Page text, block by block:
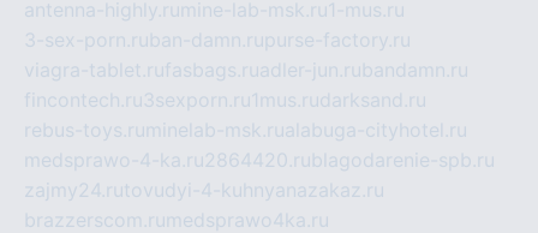
antenna-highly.ru mine-lab-msk.ru1-mus.ru
3-sex-porn.ruban-damn.rupurse-factory.ru
viagra-tablet.rufasbags.ruadler-jun.rubandamn.ru
fincontech.ru3sexporn.ru1mus.rudarksand.ru
rebus-toys.ru minelab-msk.rualabuga-cityhotel.ru
medsprawo-4-ka.ru2864420.rublagodarenie-spb.ru
zajmy24.rutovudyi-4-kuhnyanazakaz.ru
brazzerscom.ru medsprawo4ka.ru